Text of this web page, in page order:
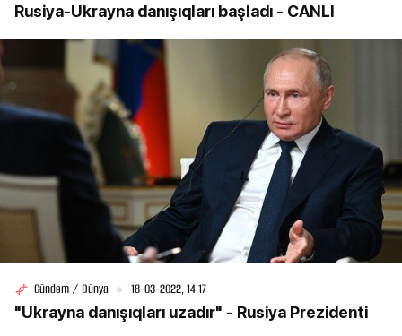
Rusiya-Ukrayna danışıqları başladı - CANLI
Gündəm / Dünya 18-03-2022, 14:17
"Ukrayna danışıqları uzadır" - Rusiya Prezidenti